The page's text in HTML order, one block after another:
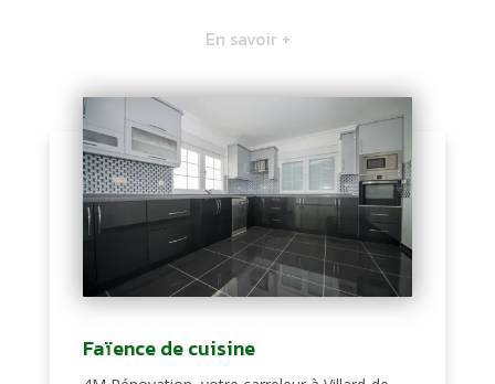
En savoir +
Faïence de cuisine